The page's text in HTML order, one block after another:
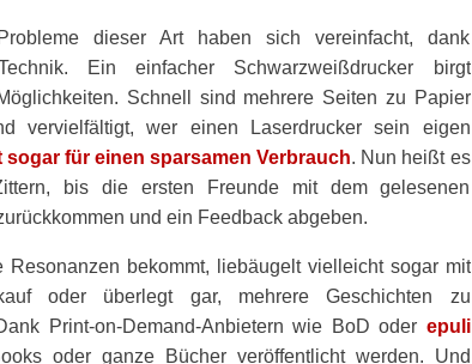
dieser Art haben sich vereinfacht, dank
Ein einfacher Schwarzweißdrucker birgt
Schnell sind mehrere Seiten zu Papier
vervielfältigt, wer einen Laserdrucker sein eigen
sogar für einen sparsamen Verbrauch. Nun heißt es
bis die ersten Freunde mit dem gelesenen
und ein Feedback abgeben.
Resonanzen bekommt, liebäugelt vielleicht sogar mit
oder überlegt gar, mehrere Geschichten zu
Print-on-Demand-Anbietern wie BoD oder epuli
oder ganze Bücher veröffentlicht werden. Und